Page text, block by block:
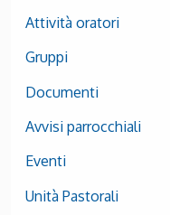
Attività oratori
Gruppi
Documenti
Avvisi parrocchiali
Eventi
Unità Pastorali